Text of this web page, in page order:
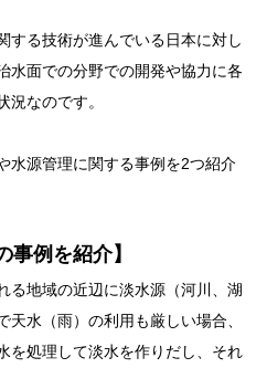
する技術が進んでいる日本に対し
水面での分野での開発や協力に各
況なのです。
水源管理に関する事例を2つ紹介
例を紹介】
る地域の近辺に淡水源（河川、湖
水（雨）の利用も厳しい場合、
を処理して淡水を作りだし、それ